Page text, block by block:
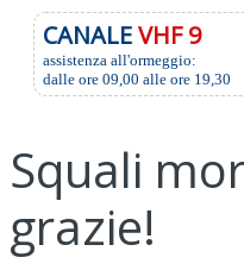
CANALEVHF 9
assistenza all'ormeggio:
dalle ore 09,00 alle ore 19,30
Squali
grazie!